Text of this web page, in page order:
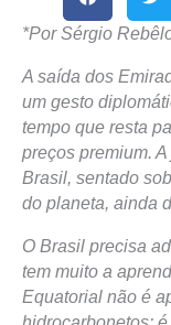
*Por Sérgio
A saída dos
um gesto
tempo que resta
preços premium.
Brasil, sentado
do planeta, ainda
O Brasil precisa
tem muito a
Equatorial não é